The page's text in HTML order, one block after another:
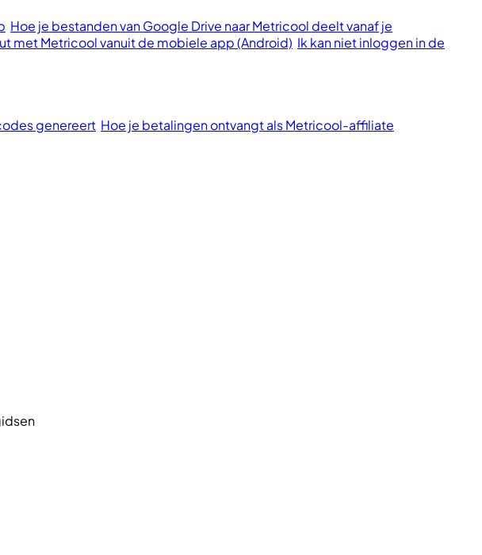
Hoe je bestanden van Google Drive naar Metricool deelt vanaf je
met Metricool vanuit de mobiele app (Android) Ik kan niet inloggen in de
genereert Hoe je betalingen ontvangt als Metricool-affiliate